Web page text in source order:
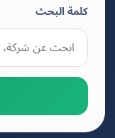
كلمة البحث